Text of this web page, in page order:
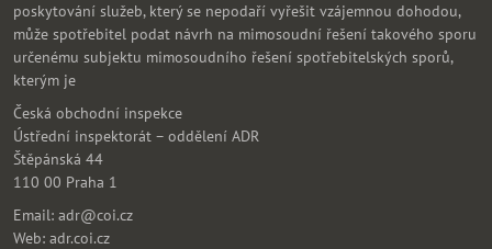
poskytování služeb, který se nepodaří vyřešit vzájemnou dohodou,
může spotřebitel podat návrh na mimosoudní řešení takového sporu
určenému subjektu mimosoudního řešení spotřebitelských sporů,
kterým je
Česká obchodní inspekce
Ústřední inspektorát – oddělení ADR
Štěpánská 44
110 00 Praha 1
Email: adr@coi.cz
Web: adr.coi.cz